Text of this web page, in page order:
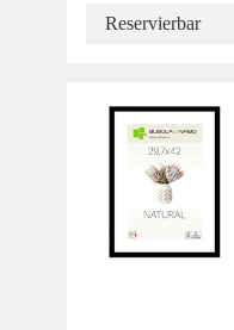
Reservierbar